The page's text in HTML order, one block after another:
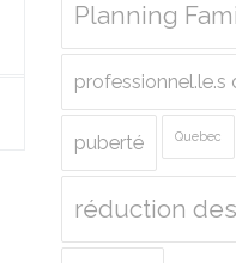
Planning
professionnel.le.s
puberté Quebec
réduction